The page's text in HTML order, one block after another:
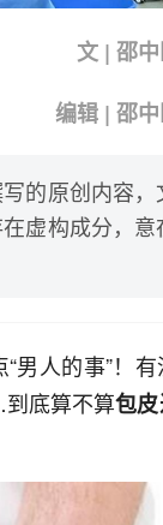
文 | 邵
编辑 | 邵
的原创内容
虚构成分，
男人的事”！
底算不算包